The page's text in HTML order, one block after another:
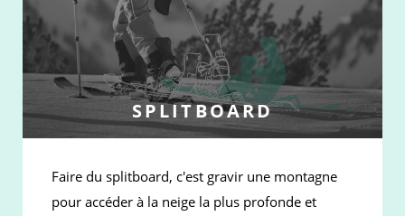
SPLITBOARD
Faire du splitboard, c'est gravir une montagne
pour accéder à la neige la plus profonde et